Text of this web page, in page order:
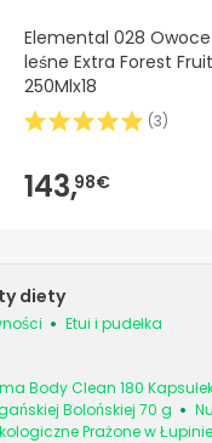
Elemental 028 Owoce
leśne Extra Forest
250Mlx18
(3)
143,98€
diety
Etui i pudełka
Body Clean 180
Bolońskiej 70 g
Prażone w